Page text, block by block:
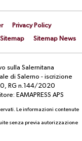
Privacy Policy
Sitemap Sitemap News
sulla Salernitana
di Salerno - iscrizione
RG n.144/2020
EAMAPRESS APS
Le informazioni contenute
senza previa autorizzazione